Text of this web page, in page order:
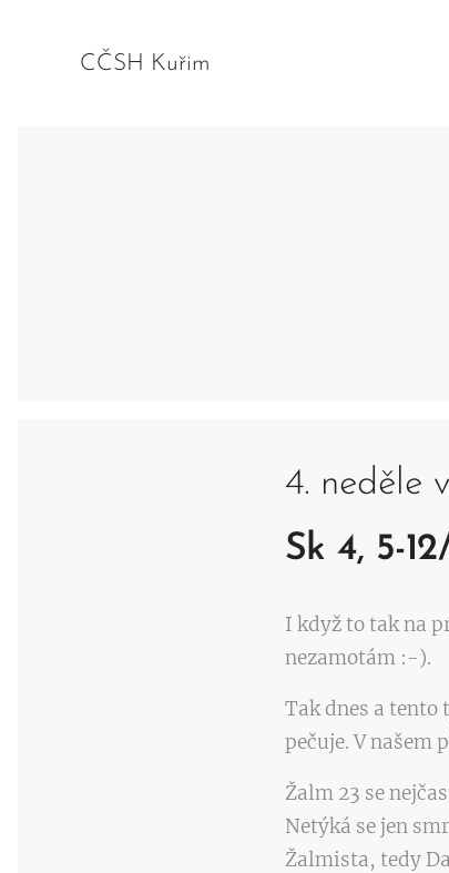
CČSH Kuřim
4. neděle
Sk 4, 5-
I když to tak na
nezamotám :-).
Tak dnes a tento
pečuje. V našem
Žalm 23 se
Netýká se jen
Žalmista, tedy